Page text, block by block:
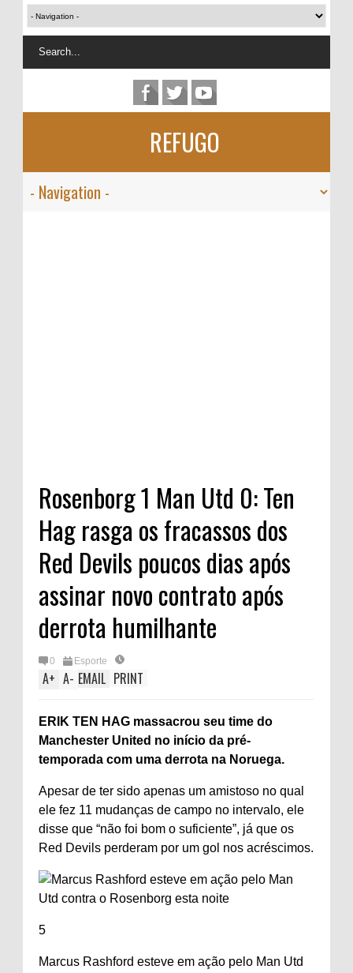
REFUGO
Rosenborg 1 Man Utd 0: Ten
Hag rasga os fracassos dos
Red Devils poucos dias após
assinar novo contrato após
derrota humilhante
0 Esporte
A+ A- EMAIL PRINT
ERIK TEN HAG massacrou seu time do
Manchester United no início da pré-
temporada com uma derrota na Noruega.
Apesar de ter sido apenas um amistoso no qual
ele fez 11 mudanças de campo no intervalo, ele
disse que “não foi bom o suficiente”, já que os
Red Devils perderam por um gol nos acréscimos.
5
Marcus Rashford esteve em ação pelo Man Utd